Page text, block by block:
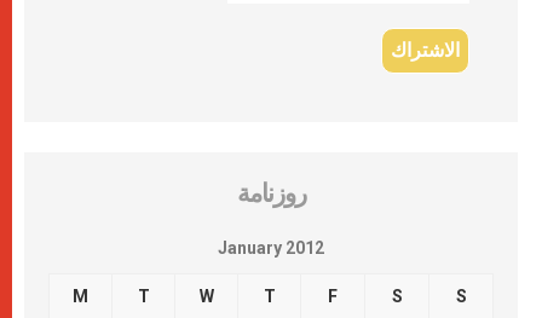
روزنامة
January 2012
M T W T F S S